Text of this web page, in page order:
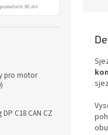
pro motor
C18 CAN CZ